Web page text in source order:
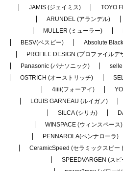
JAMIS (ジェイミス)
TOYO
ARUNDEL (アランデル)
MULLER (ミューラー)
BESV(ベスビー)
Absolute
PROFILE DESIGN (プロファイルデ
Panasonic (パナソニック)
OSTRICH (オーストリッチ)
4iiii(フォーアイ)
LOUIS GARNEAU (ルイガノ)
SILCA (シリカ)
WINSPACE (ウィンスペース)
PENNAROLA(ペンナローラ)
CeramicSpeed (セラミックスピー
SPEEDVARGEN (ス